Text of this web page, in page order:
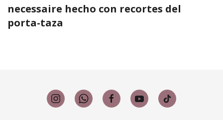
necessaire hecho con recortes del
porta-taza